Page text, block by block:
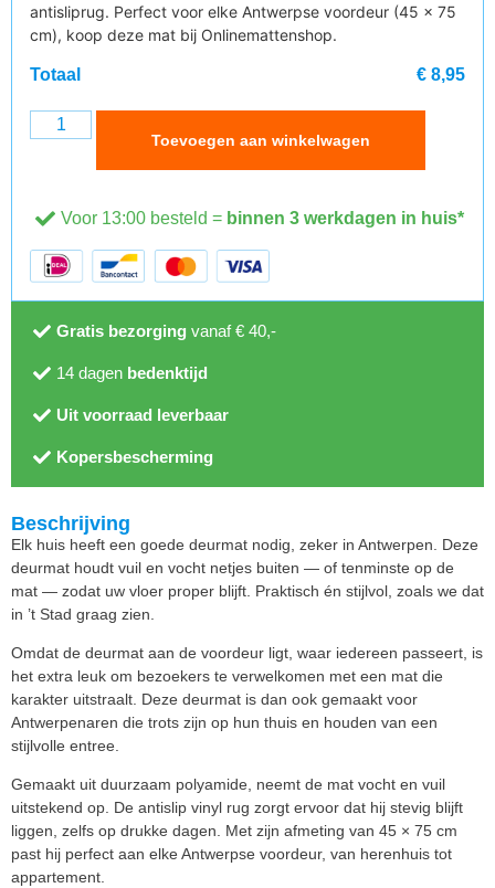
antisliprug. Perfect voor elke Antwerpse voordeur (45 × 75
cm), koop deze mat bij Onlinemattenshop.
Totaal € 8,95
Toevoegen aan winkelwagen
Voor 13:00 besteld = binnen 3 werkdagen in huis*
Gratis bezorging vanaf € 40,-
14 dagen bedenktijd
Uit voorraad leverbaar
Kopersbescherming
Beschrijving
Elk huis heeft een goede deurmat nodig, zeker in Antwerpen. Deze
deurmat houdt vuil en vocht netjes buiten — of tenminste op de
mat — zodat uw vloer proper blijft. Praktisch én stijlvol, zoals we dat
in ’t Stad graag zien.
Omdat de deurmat aan de voordeur ligt, waar iedereen passeert, is
het extra leuk om bezoekers te verwelkomen met een mat die
karakter uitstraalt. Deze deurmat is dan ook gemaakt voor
Antwerpenaren die trots zijn op hun thuis en houden van een
stijlvolle entree.
Gemaakt uit duurzaam polyamide, neemt de mat vocht en vuil
uitstekend op. De antislip vinyl rug zorgt ervoor dat hij stevig blijft
liggen, zelfs op drukke dagen. Met zijn afmeting van 45 × 75 cm
past hij perfect aan elke Antwerpse voordeur, van herenhuis tot
appartement.